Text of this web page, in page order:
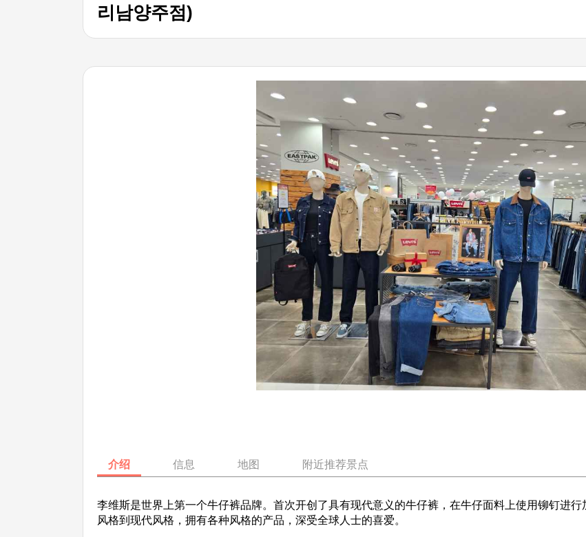
리남양주점)
介绍 信息 地图 附近推荐景点
李维斯是世界上第一个牛仔裤品牌。首次开创了具有现代意义的牛仔裤，在牛仔面料上使用铆钉进
风格到现代风格，拥有各种风格的产品，深受全球人士的喜爱。